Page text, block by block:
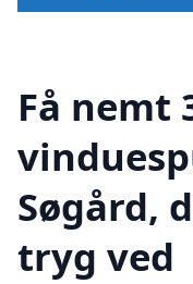
Få nemt
Søgård,
tryg ved